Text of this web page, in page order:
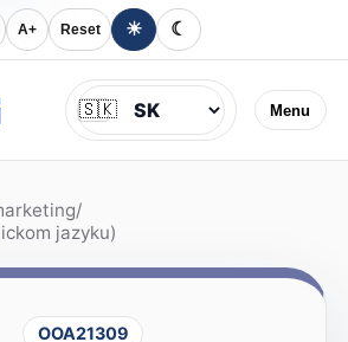
A+ Reset ☀ ☾
Menu
Jazyk
🇸🇰
/
jazyku)
OOA21309